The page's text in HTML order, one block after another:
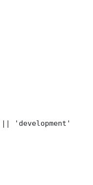
|| 'development'